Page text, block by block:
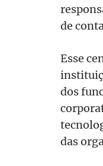
de
Esse
dos
das